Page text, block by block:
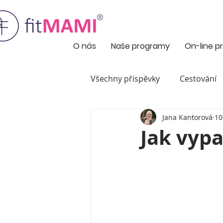
O nás Naše programy On-line
Všechny příspěvky Cestování
Maminky Testerky
Jak
Jana Kantorová